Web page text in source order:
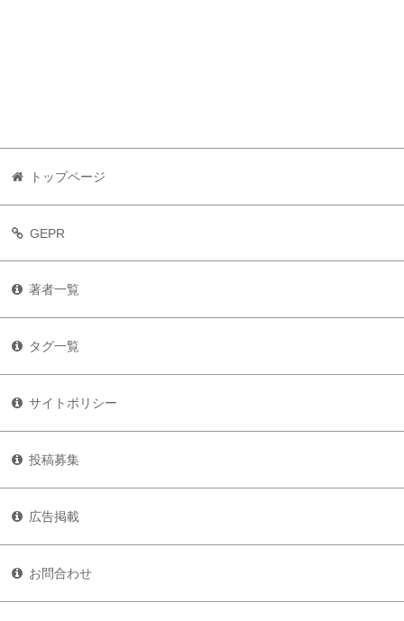
トップページ
GEPR
著者一覧
タグ一覧
サイトポリシー
投稿募集
広告掲載
お問合わせ